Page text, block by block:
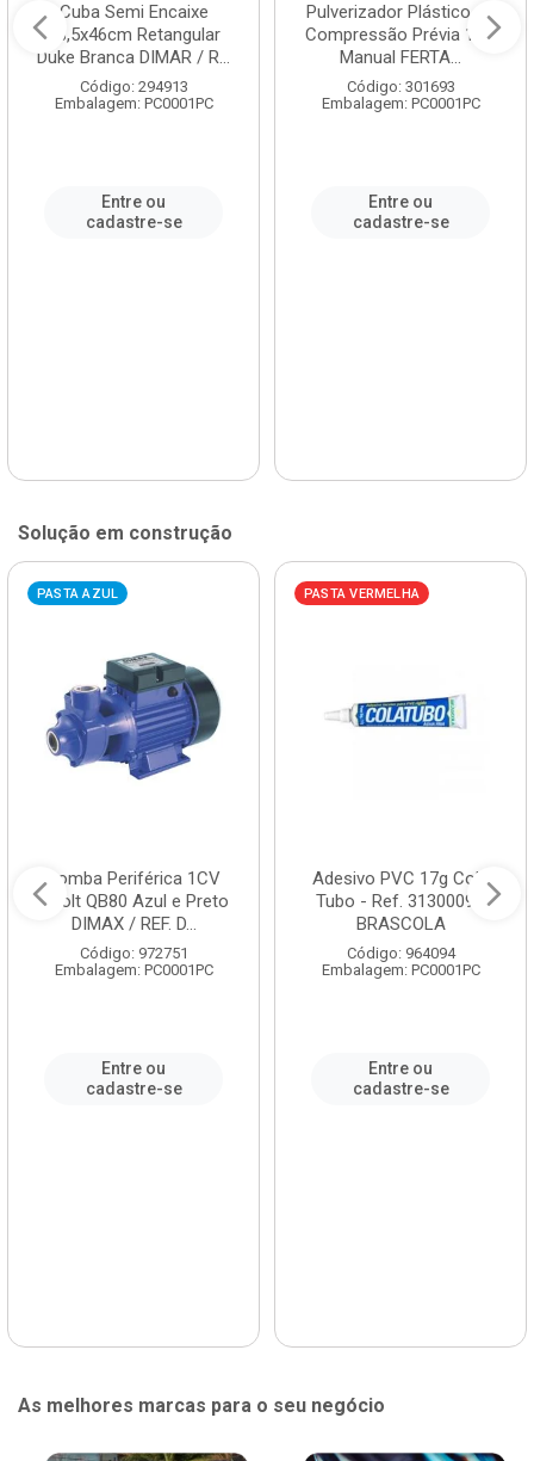
Cuba Semi Encaixe
58,5x46cm Retangular
Duke Branca DIMAR / R...
Código: 294913
Embalagem: PC0001PC
Entre ou
cadastre-se
Pulverizador Plástico de
Compressão Prévia 1,5L
Manual FERTA...
Código: 301693
Embalagem: PC0001PC
Entre ou
cadastre-se
Solução em construção
PASTA AZUL
Bomba Periférica 1CV
Bivolt QB80 Azul e Preto
DIMAX / REF. D...
Código: 972751
Embalagem: PC0001PC
Entre ou
cadastre-se
PASTA VERMELHA
Adesivo PVC 17g Cola
Tubo - Ref. 3130009 -
BRASCOLA
Código: 964094
Embalagem: PC0001PC
Entre ou
cadastre-se
As melhores marcas para o seu negócio